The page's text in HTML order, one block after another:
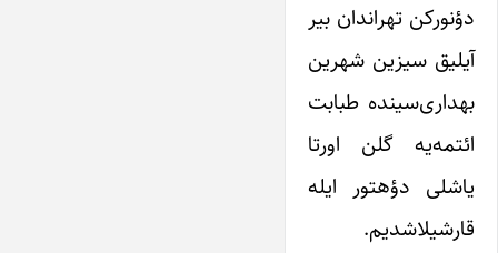
دؤنورکن تهراندان بیر
آیلیق سیزین شهرین
بهداری‌سینده طبابت
ائتمه‌یه گلن اورتا
یاشلی دؤهتور ایله
قارشیلاشدیم.